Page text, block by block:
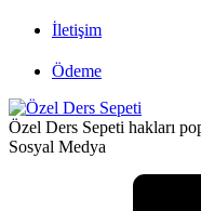
İletişim
Ödeme
Özel Ders Sepeti hakları
Sosyal Medya